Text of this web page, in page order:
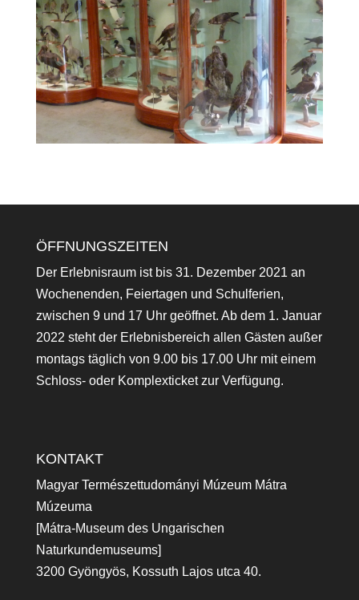
ÖFFNUNGSZEITEN
Der Erlebnisraum ist bis 31. Dezember 2021 an
Wochenenden, Feiertagen und Schulferien,
zwischen 9 und 17 Uhr geöffnet. Ab dem 1. Januar
2022 steht der Erlebnisbereich allen Gästen außer
montags täglich von 9.00 bis 17.00 Uhr mit einem
Schloss- oder Komplexticket zur Verfügung.
KONTAKT
Magyar Természettudományi Múzeum Mátra
Múzeuma
[Mátra-Museum des Ungarischen
Naturkundemuseums]
3200 Gyöngyös, Kossuth Lajos utca 40.